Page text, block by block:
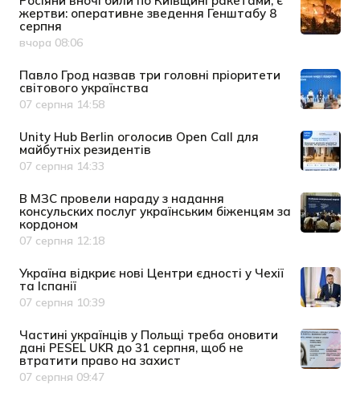
жертви: оперативне зведення Генштабу 8
серпня
Дата публікації
вчора 08:06
Павло Грод назвав три головні пріоритети
світового українства
Дата публікації
07 серпня 14:58
Unity Hub Berlin оголосив Open Call для
майбутніх резидентів
Дата публікації
07 серпня 14:33
В МЗС провели нараду з надання
консульских послуг українським біженцям за
кордоном
Дата публікації
07 серпня 12:18
Україна відкриє нові Центри єдності у Чехії
та Іспанії
Дата публікації
07 серпня 10:39
Частині українців у Польщі треба оновити
дані PESEL UKR до 31 серпня, щоб не
втратити право на захист
Дата публікації
07 серпня 09:47